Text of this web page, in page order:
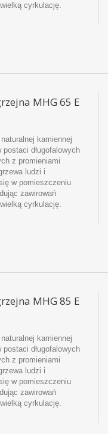
cyrkulację.
MHG 65 E
kamiennej
postaci długofalowych
z promieniami
ludzi i
w pomieszczeniu
zawirowań
cyrkulację.
MHG 85 E
kamiennej
postaci długofalowych
z promieniami
ludzi i
w pomieszczeniu
zawirowań
cyrkulację.